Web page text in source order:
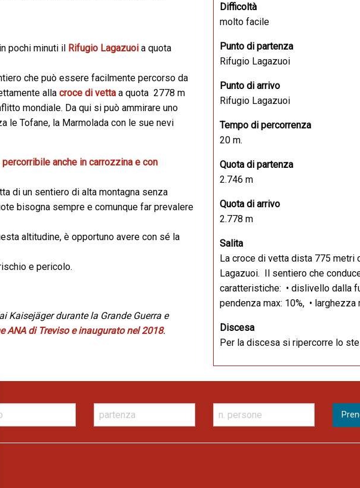
pochi minuti il Rifugio Lagazuoi a quota
che può essere facilmente percorso da
alla croce di vetta a quota 2778 m
mondiale. Da qui si può ammirare uno
le Tofane, la Marmolada con le sue nevi
percorribile anche in carrozzina e con
di un sentiero di alta montagna senza
bisogna sempre e comunque far prevalere
altitudine, è opportuno avere con sé la
e pericolo.
Kaisejäger durante la Grande Guerra e
ANA di Treviso e inaugurato nel 2018.
Difficoltà
molto facile
Punto di partenza
Rifugio Lagazuoi
Punto di arrivo
Rifugio Lagazuoi
Tempo di percorrenza
20 m.
Quota di partenza
2.746 m
Quota di arrivo
2.778 m
Salita
La croce di vetta dista 775 metri
Lagazuoi. Il sentiero che
caratteristiche: • dislivello dalla
pendenza max: 10%, •
Discesa
Per la discesa si ripercorre lo